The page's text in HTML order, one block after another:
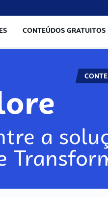
CONTEÚDOS GRATUITOS
a